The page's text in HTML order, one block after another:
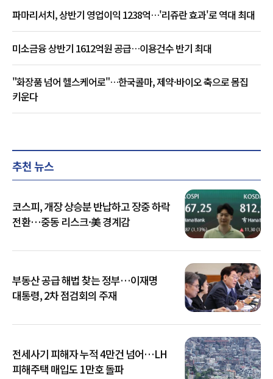
파마리서치, 상반기 영업이익 1238억…'리쥬란 효과'로 역대 최대
미소금융 상반기 1612억원 공급…이용건수 반기 최대
"화장품 넘어 헬스케어로"…한국콜마, 제약·바이오 축으로 몸집
키운다
추천 뉴스
코스피, 개장 상승분 반납하고 장중 하락
전환…중동 리스크·美 경계감
부동산 공급 해법 찾는 정부…이재명
대통령, 2차 점검회의 주재
전세사기 피해자 누적 4만건 넘어…LH
피해주택 매입도 1만호 돌파